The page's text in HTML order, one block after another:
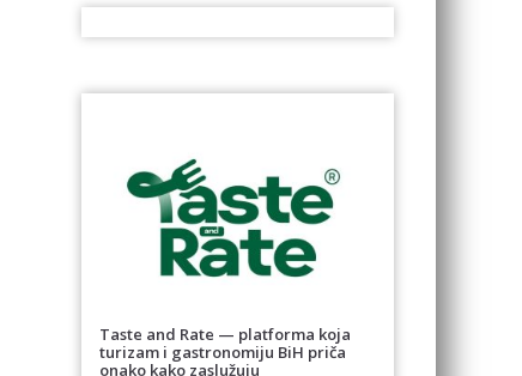
Taste and Rate — platforma koja
turizam i gastronomiju BiH priča
onako kako zaslužuju